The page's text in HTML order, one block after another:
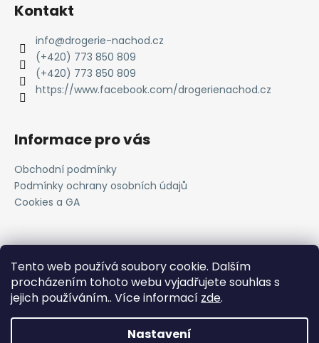
Tento web používá soubory cookie. Dalším
procházením tohoto webu vyjadřujete souhlas s
jejich používáním.. Více informací zde.
Nastavení
Kontakt
info@drogerie-nachod.cz
(+420) 773 850 809
(+420) 773 850 809
https://www.facebook.com/drogerienachod.cz
Informace pro vás
Obchodní podmínky
Podmínky ochrany osobních údajů
Cookies a GA
Registrace do VOC systému
11.4.2025